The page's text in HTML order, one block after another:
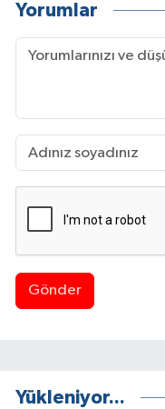
Yorumlar
Gönder
Yükleniyor...